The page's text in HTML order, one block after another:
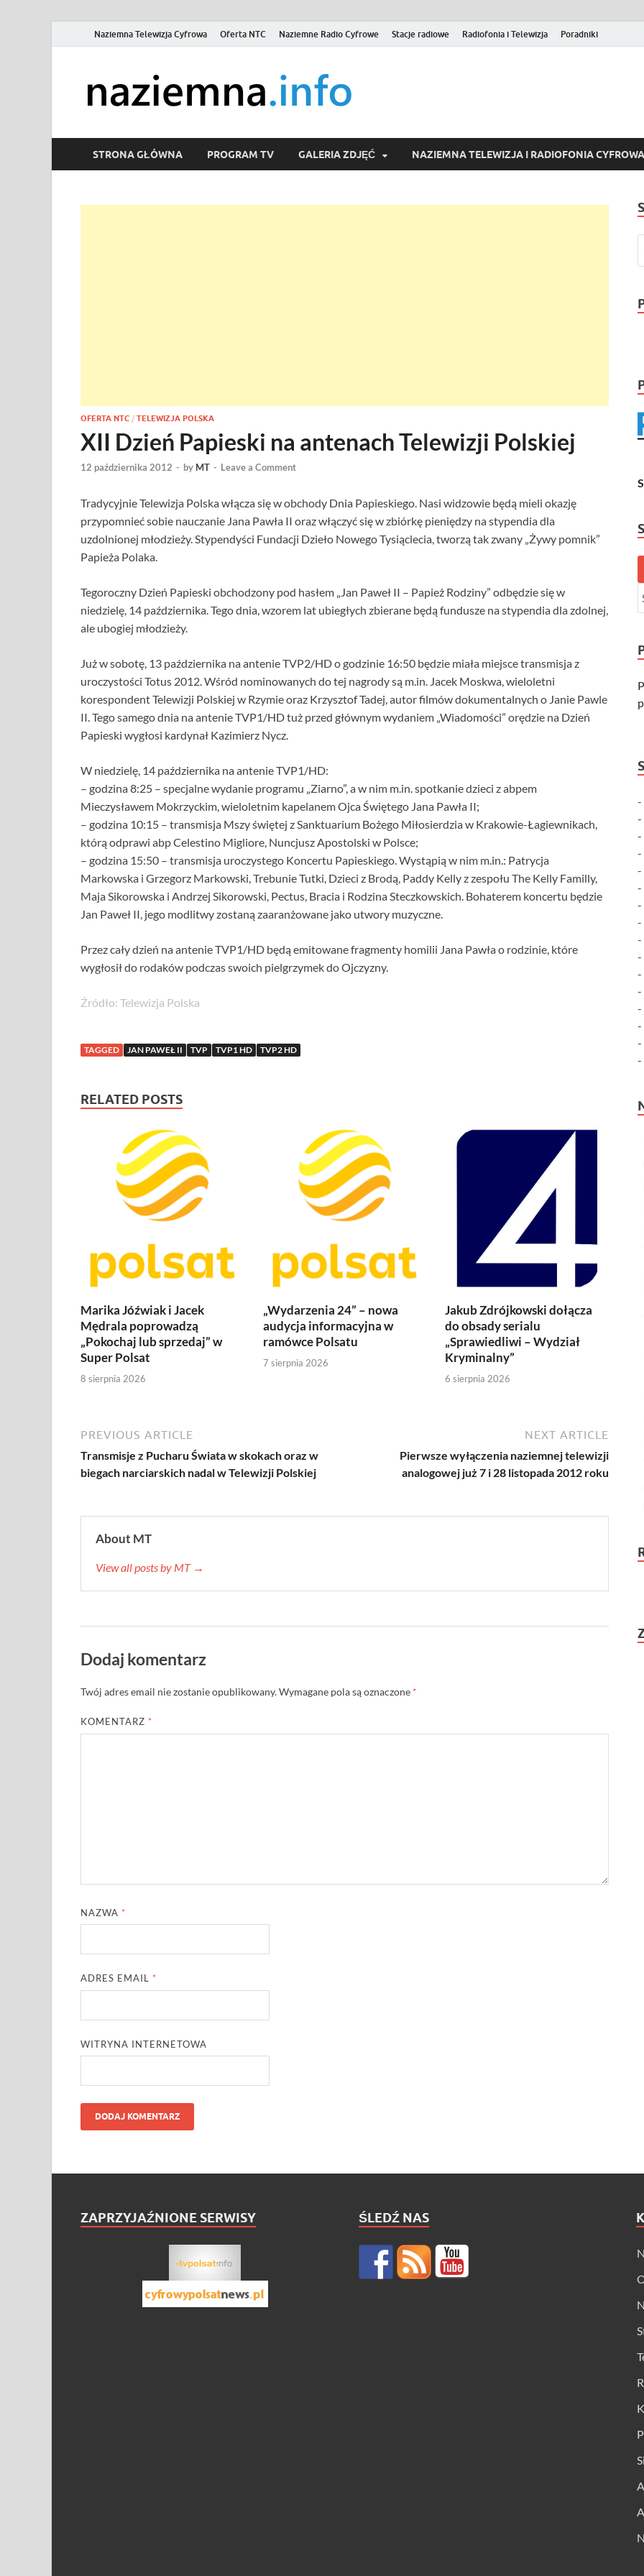
Naziemna Telewizja Cyfrowa Oferta NTC Naziemne Radio Cyfrowe Stacje radiowe Radiofonia i Telewizja Poradniki
Wideo online, VOD
STRONA GŁÓWNA PROGRAM TV GALERIA ZDJĘĆ NAZIEMNA TELEWIZJA I RADIOFONIA CYFROWA
OFERTA NTC / TELEWIZJA POLSKA
XII Dzień Papieski na antenach Telewizji Polskiej
12 października 2012 - by MT - Leave a Comment
Tradycyjnie Telewizja Polska włącza się w obchody Dnia Papieskiego. Nasi widzowie będą mieli okazję
przypomnieć sobie nauczanie Jana Pawła II oraz włączyć się w zbiórkę pieniędzy na stypendia dla
uzdolnionej młodzieży. Stypendyści Fundacji Dzieło Nowego Tysiąclecia, tworzą tak zwany „Żywy pomnik”
Papieża Polaka.
Tegoroczny Dzień Papieski obchodzony pod hasłem „Jan Paweł II – Papież Rodziny” odbędzie się w
niedzielę, 14 października. Tego dnia, wzorem lat ubiegłych zbierane będą fundusze na stypendia dla zdolnej,
ale ubogiej młodzieży.
Już w sobotę, 13 października na antenie TVP2/HD o godzinie 16:50 będzie miała miejsce transmisja z
uroczystości Totus 2012. Wśród nominowanych do tej nagrody są m.in. Jacek Moskwa, wieloletni
korespondent Telewizji Polskiej w Rzymie oraz Krzysztof Tadej, autor filmów dokumentalnych o Janie Pawle
II. Tego samego dnia na antenie TVP1/HD tuż przed głównym wydaniem „Wiadomości” orędzie na Dzień
Papieski wygłosi kardynał Kazimierz Nycz.
W niedzielę, 14 października na antenie TVP1/HD:
– godzina 8:25 – specjalne wydanie programu „Ziarno”, a w nim m.in. spotkanie dzieci z abpem
Mieczysławem Mokrzyckim, wieloletnim kapelanem Ojca Świętego Jana Pawła II;
– godzina 10:15 – transmisja Mszy świętej z Sanktuarium Bożego Miłosierdzia w Krakowie-Łagiewnikach,
którą odprawi abp Celestino Migliore, Nuncjusz Apostolski w Polsce;
– godzina 15:50 – transmisja uroczystego Koncertu Papieskiego. Wystąpią w nim m.in.: Patrycja
Markowska i Grzegorz Markowski, Trebunie Tutki, Dzieci z Brodą, Paddy Kelly z zespołu The Kelly Familly,
Maja Sikorowska i Andrzej Sikorowski, Pectus, Bracia i Rodzina Steczkowskich. Bohaterem koncertu będzie
Jan Paweł II, jego modlitwy zostaną zaaranżowane jako utwory muzyczne.
Przez cały dzień na antenie TVP1/HD będą emitowane fragmenty homilii Jana Pawła o rodzinie, które
wygłosił do rodaków podczas swoich pielgrzymek do Ojczyzny.
Źródło: Telewizja Polska
TAGGED JAN PAWEŁ II TVP TVP1 HD TVP2 HD
RELATED POSTS
Marika Jóźwiak i Jacek
Mędrala poprowadzą
„Pokochaj lub sprzedaj” w
Super Polsat
8 sierpnia 2026
„Wydarzenia 24” – nowa
audycja informacyjna w
ramówce Polsatu
7 sierpnia 2026
Jakub Zdrójkowski dołącza
do obsady serialu
„Sprawiedliwi – Wydział
Kryminalny”
6 sierpnia 2026
PREVIOUS ARTICLE
Transmisje z Pucharu Świata w skokach oraz w
biegach narciarskich nadal w Telewizji Polskiej
NEXT ARTICLE
Pierwsze wyłączenia naziemnej telewizji
analogowej już 7 i 28 listopada 2012 roku
About MT
View all posts by MT →
Dodaj komentarz
Twój adres email nie zostanie opublikowany.Wymagane pola są oznaczone *
KOMENTARZ *
NAZWA *
ADRES EMAIL *
WITRYNA INTERNETOWA
-
-
-
-
-
-
-
-
-
-
-
-
-
-
-
-
ZAPRZYJAŹNIONE SERWISY ŚLEDŹ NAS